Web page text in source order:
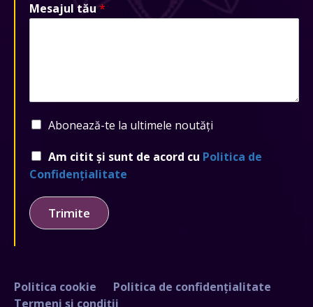
Mesajul tău *
Abonează-te la ultimele noutăți
Am citit și sunt de acord cu Politica de
Confidențialitate
Trimite
Politica cookie
Politica de confidențialitate
Termeni și condiții